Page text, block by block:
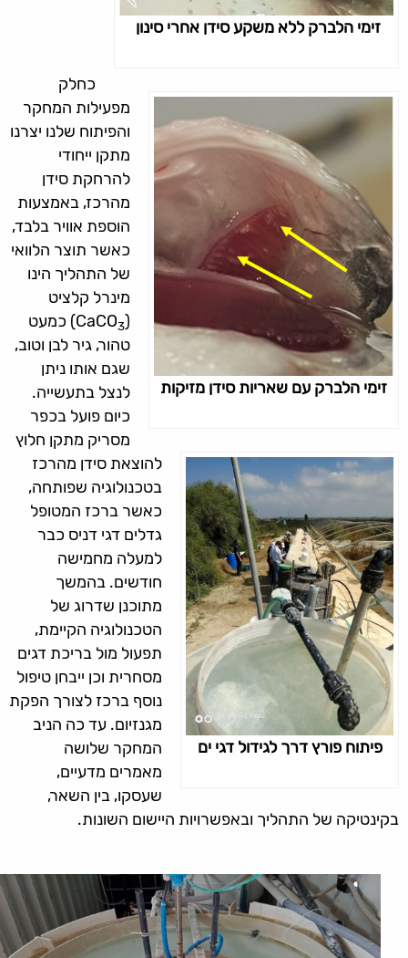
זימי הלברק ללא משקע סידן אחרי סינון
זימי הלברק עם שאריות סידן מזיקות
פיתוח פורץ דרך לגידול דגי ים
כחלק
מפעילות המחקר
והפיתוח שלנו יצרנו
מתקן ייחודי
להרחקת סידן
מהרכז, באמצעות
הוספת אוויר בלבד,
כאשר תוצר הלוואי
של התהליך הינו
מינרל קלציט
(CaCO
3
) כמעט
טהור, גיר לבן וטוב,
שגם אותו ניתן
לנצל בתעשייה.
כיום פועל בכפר
מסריק מתקן חלוץ
להוצאת סידן מהרכז
בטכנולוגיה שפותחה,
כאשר ברכז המטופל
גדלים דגי דניס כבר
למעלה מחמישה
חודשים. בהמשך
מתוכנן שדרוג של
הטכנולוגיה הקיימת,
תפעול מול בריכת דגים
מסחרית וכן ייבחן טיפול
נוסף ברכז לצורך הפקת
מגנזיום. עד כה הניב
המחקר שלושה
מאמרים מדעיים,
שעסקו, בין השאר,
בקינטיקה של התהליך ובאפשרויות היישום השונות.